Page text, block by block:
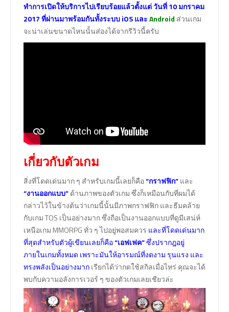
ทำการเปิดให้บริการไปเรียบร้อยแล้วตั้งแต่ วันที่ 10 มกราคม
2017 ที่ผ่านมาพร้อมกันทั้งระบบ iOS และAndroid ส่วนเกม
จะน่าเล่นขนาดไหนนั้นส่องได้จากรีวิวนี้ครับ
เกี่ยวกับตัวเกม
สิ่งที่โดดเด่นมาก ๆ สำหรับเกมนี้เลยก็คือ“กราฟฟิก”และ
“งานออกแบบ”ด้านภาพของตัวเกม ซึ่งก็เหมือนกับที่ผมได้
กล่าวไว้ในข้างต้นว่าเกมนี้นั้นมีภาพกราฟฟิก และธีมคล้าย
กับเกม TOS เป็นอย่างมาก ซึ่งถือเป็นงานออกแบบที่ดูมีเสน่ห์
เหนือเกม MMORPG ทั่ว ๆ ไปอยู่พอสมควร และที่โดดเด่นมาก
ที่สุดสำหรับตัวผู้เขียนเลยก็คือ“เอฟเฟค”ซึ่งปรากฎอยู่
ภายในเกมทั้งหมด เพราะมันให้อารมณ์ที่งดงาม รุนแรง และ
ทรงพลังเป็นอย่างมากเรียกได้ว่ากดใช้สกิลเมื่อไหร่ คุณจะได้
พบกับความอลังการเวอร์ ๆ ของตัวเกมเลยเชียวล่ะ